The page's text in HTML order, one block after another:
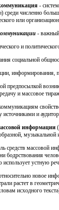
-
среди численно
или
-
и
социальной
информирования,
предпосылкой
и массовое
источниками и
информации
музыкальной
средств массовой
бодрствования
использует устную
новое
растет в
исходного